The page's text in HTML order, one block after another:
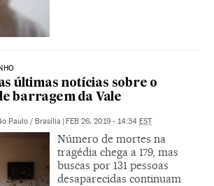
últimas notícias sobre o
barragem da Vale
Paulo / Brasília | FEB 26, 2019 - 14:34 EST
Número de mortes na
tragédia chega a 179, mas
buscas por 131 pessoas
desaparecidas continuam